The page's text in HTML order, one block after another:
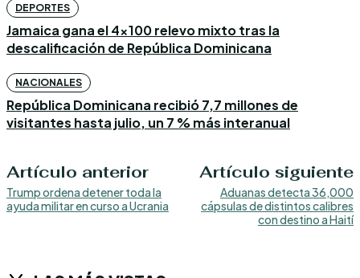
DEPORTES
Jamaica gana el 4×100 relevo mixto tras la
descalificación de República Dominicana
NACIONALES
República Dominicana recibió 7,7 millones de
visitantes hasta julio, un 7 % más interanual
Artículo anterior
Trump ordena detener toda la
ayuda militar en curso a Ucrania
Artículo siguiente
Aduanas detecta 36,000
cápsulas de distintos calibres
con destino a Haití